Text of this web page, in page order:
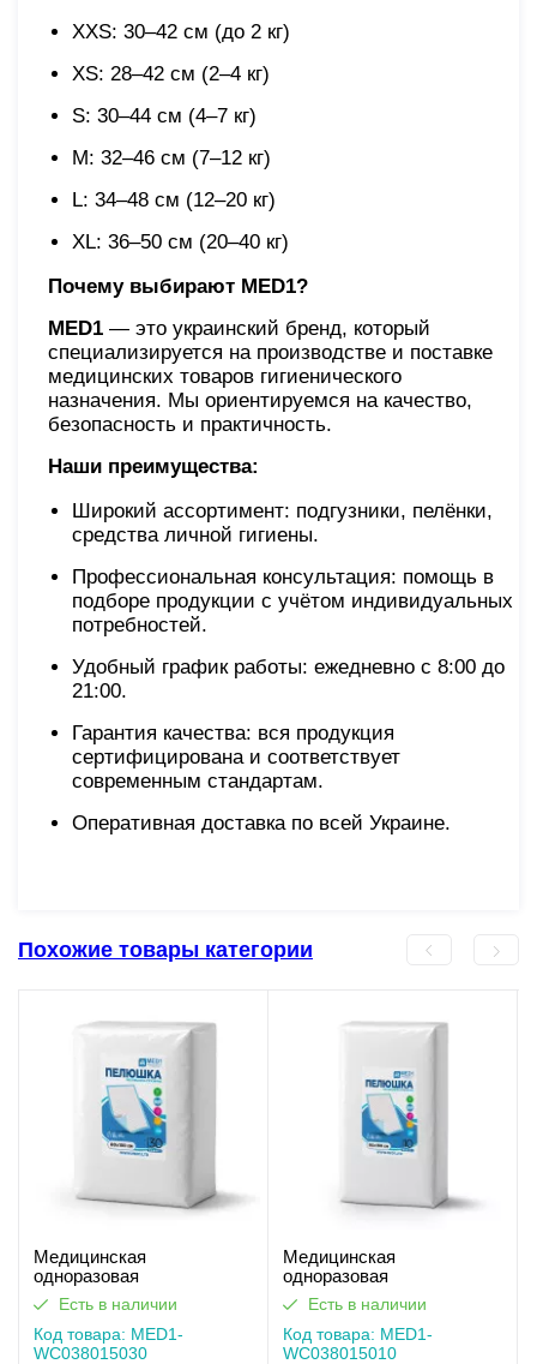
XXS: 30–42 см (до 2 кг)
XS: 28–42 см (2–4 кг)
S: 30–44 см (4–7 кг)
M: 32–46 см (7–12 кг)
L: 34–48 см (12–20 кг)
XL: 36–50 см (20–40 кг)
Почему выбирают MED1?
MED1 — это украинский бренд, который
специализируется на производстве и поставке
медицинских товаров гигиенического
назначения. Мы ориентируемся на качество,
безопасность и практичность.
Наши преимущества:
Широкий ассортимент: подгузники, пелёнки,
средства личной гигиены.
Профессиональная консультация: помощь в
подборе продукции с учётом индивидуальных
потребностей.
Удобный график работы: ежедневно с 8:00 до
21:00.
Гарантия качества: вся продукция
сертифицирована и соответствует
современным стандартам.
Оперативная доставка по всей Украине.
Похожие товары категории
Медицинская
одноразовая
впитывающая пелёнка
MED1-WC03, размер
80×150 см (30 шт в
упаковке)
Есть в наличии
Код товара: MED1-
WC038015030
Медицинская
одноразовая
впитывающая пелёнка
MED1-WC03, размер
80×150 см (10 шт в
упаковке)
Есть в наличии
Код товара: MED1-
WC038015010